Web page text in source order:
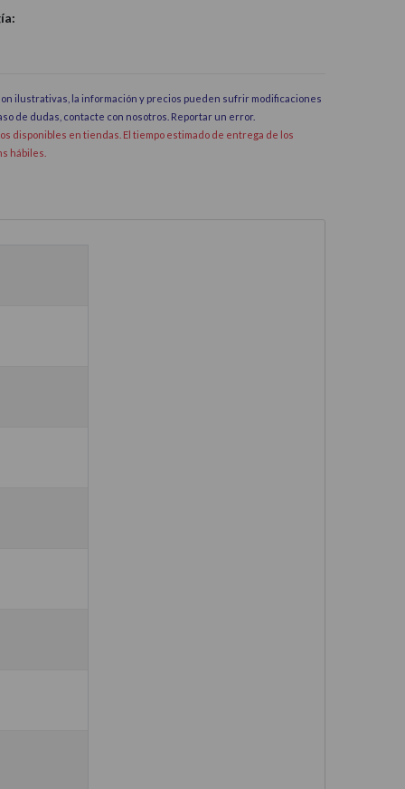
ilustrativas, la información y precios pueden sufrir modificaciones
de dudas, contacte con nosotros. Reportar un error.
disponibles en tiendas. El tiempo estimado de entrega de los
hábiles.